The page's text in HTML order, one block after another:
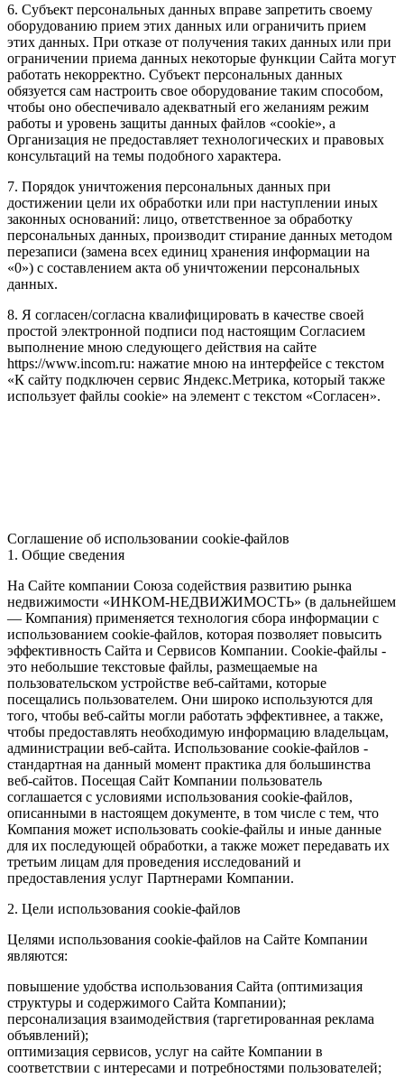
6. Субъект персональных данных вправе запретить своему
оборудованию прием этих данных или ограничить прием
этих данных. При отказе от получения таких данных или при
ограничении приема данных некоторые функции Сайта могут
работать некорректно. Субъект персональных данных
обязуется сам настроить свое оборудование таким способом,
чтобы оно обеспечивало адекватный его желаниям режим
работы и уровень защиты данных файлов «cookie», а
Организация не предоставляет технологических и правовых
консультаций на темы подобного характера.
7. Порядок уничтожения персональных данных при
достижении цели их обработки или при наступлении иных
законных оснований: лицо, ответственное за обработку
персональных данных, производит стирание данных методом
перезаписи (замена всех единиц хранения информации на
«0») с составлением акта об уничтожении персональных
данных.
8. Я согласен/согласна квалифицировать в качестве своей
простой электронной подписи под настоящим Согласием
выполнение мною следующего действия на сайте
https://www.incom.ru: нажатие мною на интерфейсе с текстом
«К сайту подключен сервис Яндекс.Метрика, который также
использует файлы cookie» на элемент с текстом «Согласен».
Соглашение об использовании cookie-файлов
1. Общие сведения
На Сайте компании Союза содействия развитию рынка
недвижимости «ИНКОМ-НЕДВИЖИМОСТЬ» (в дальнейшем
— Компания) применяется технология сбора информации с
использованием cookie-файлов, которая позволяет повысить
эффективность Сайта и Сервисов Компании. Сookie-файлы -
это небольшие текстовые файлы, размещаемые на
пользовательском устройстве веб-сайтами, которые
посещались пользователем. Они широко используются для
того, чтобы веб-сайты могли работать эффективнее, а также,
чтобы предоставлять необходимую информацию владельцам,
администрации веб-сайта. Использование cookie-файлов -
стандартная на данный момент практика для большинства
веб-сайтов. Посещая Сайт Компании пользователь
соглашается с условиями использования cookie-файлов,
описанными в настоящем документе, в том числе с тем, что
Компания может использовать cookie-файлы и иные данные
для их последующей обработки, а также может передавать их
третьим лицам для проведения исследований и
предоставления услуг Партнерами Компании.
2. Цели использования cookie-файлов
Целями использования cookie-файлов на Сайте Компании
являются:
повышение удобства использования Сайта (оптимизация
структуры и содержимого Сайта Компании);
персонализация взаимодействия (таргетированная реклама
объявлений);
оптимизация сервисов, услуг на сайте Компании в
соответствии с интересами и потребностями пользователей;